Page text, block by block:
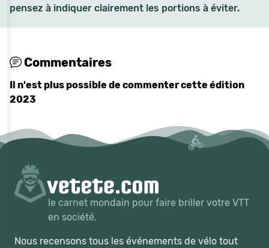
pensez à indiquer clairement les portions à éviter.
Commentaires
Il n'est plus possible de commenter cette édition
2023
le carnet mondain pour faire briller votre VTT
en société.
Nous recensons tous les événements de vélo tout